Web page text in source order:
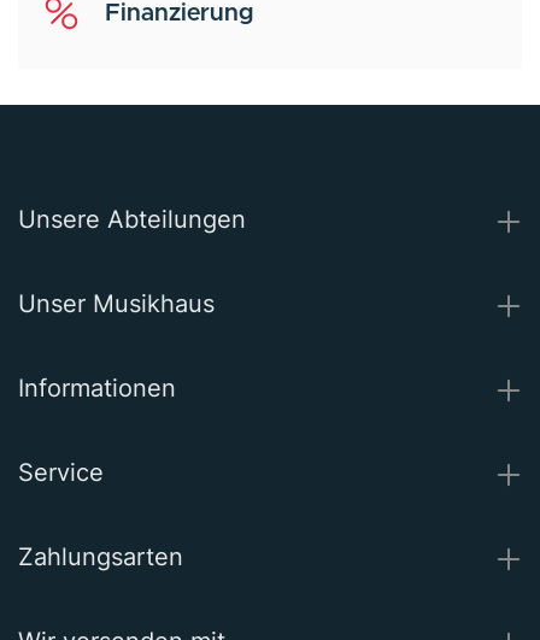
Finanzierung
Unsere Abteilungen
Unser Musikhaus
Informationen
Service
Zahlungsarten